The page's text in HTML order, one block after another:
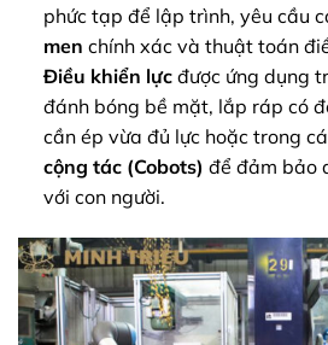
phức tạp để lập trình, yêu cầu
men chính xác và thuật toán
Điều khiển lựcđược ứng dụng
đánh bóng bề mặt, lắp ráp có
cần ép vừa đủ lực hoặc trong
cộng tác (Cobots) để đảm bảo
với con người.